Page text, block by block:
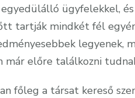
ügyfelekkel,
tartják mindkét fél
legyenek,
már előre találkozni
főleg a társat kereső